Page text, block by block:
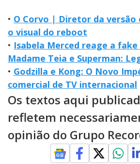
• O Corvo | Diretor da
o visual do reboot
• Isabela Merced reage a
Madame Teia e Superman:
• Godzilla e Kong: O Novo
comercial de TV internacional
Os textos aqui
refletem
opinião do Grupo